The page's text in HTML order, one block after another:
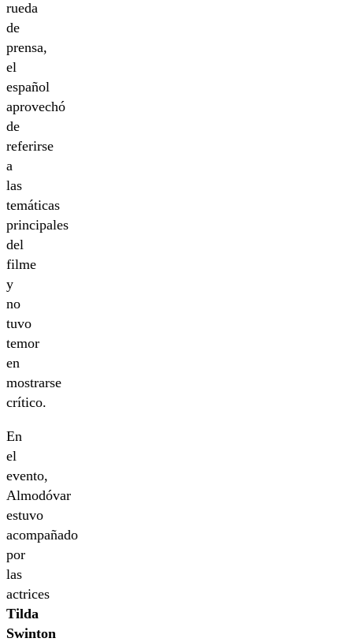
rueda
de
prensa,
el
español
aprovechó
de
referirse
a
las
temáticas
principales
del
filme
y
no
tuvo
temor
en
mostrarse
crítico.
En
el
evento,
Almodóvar
estuvo
acompañado
por
las
actrices
Tilda
Swinton